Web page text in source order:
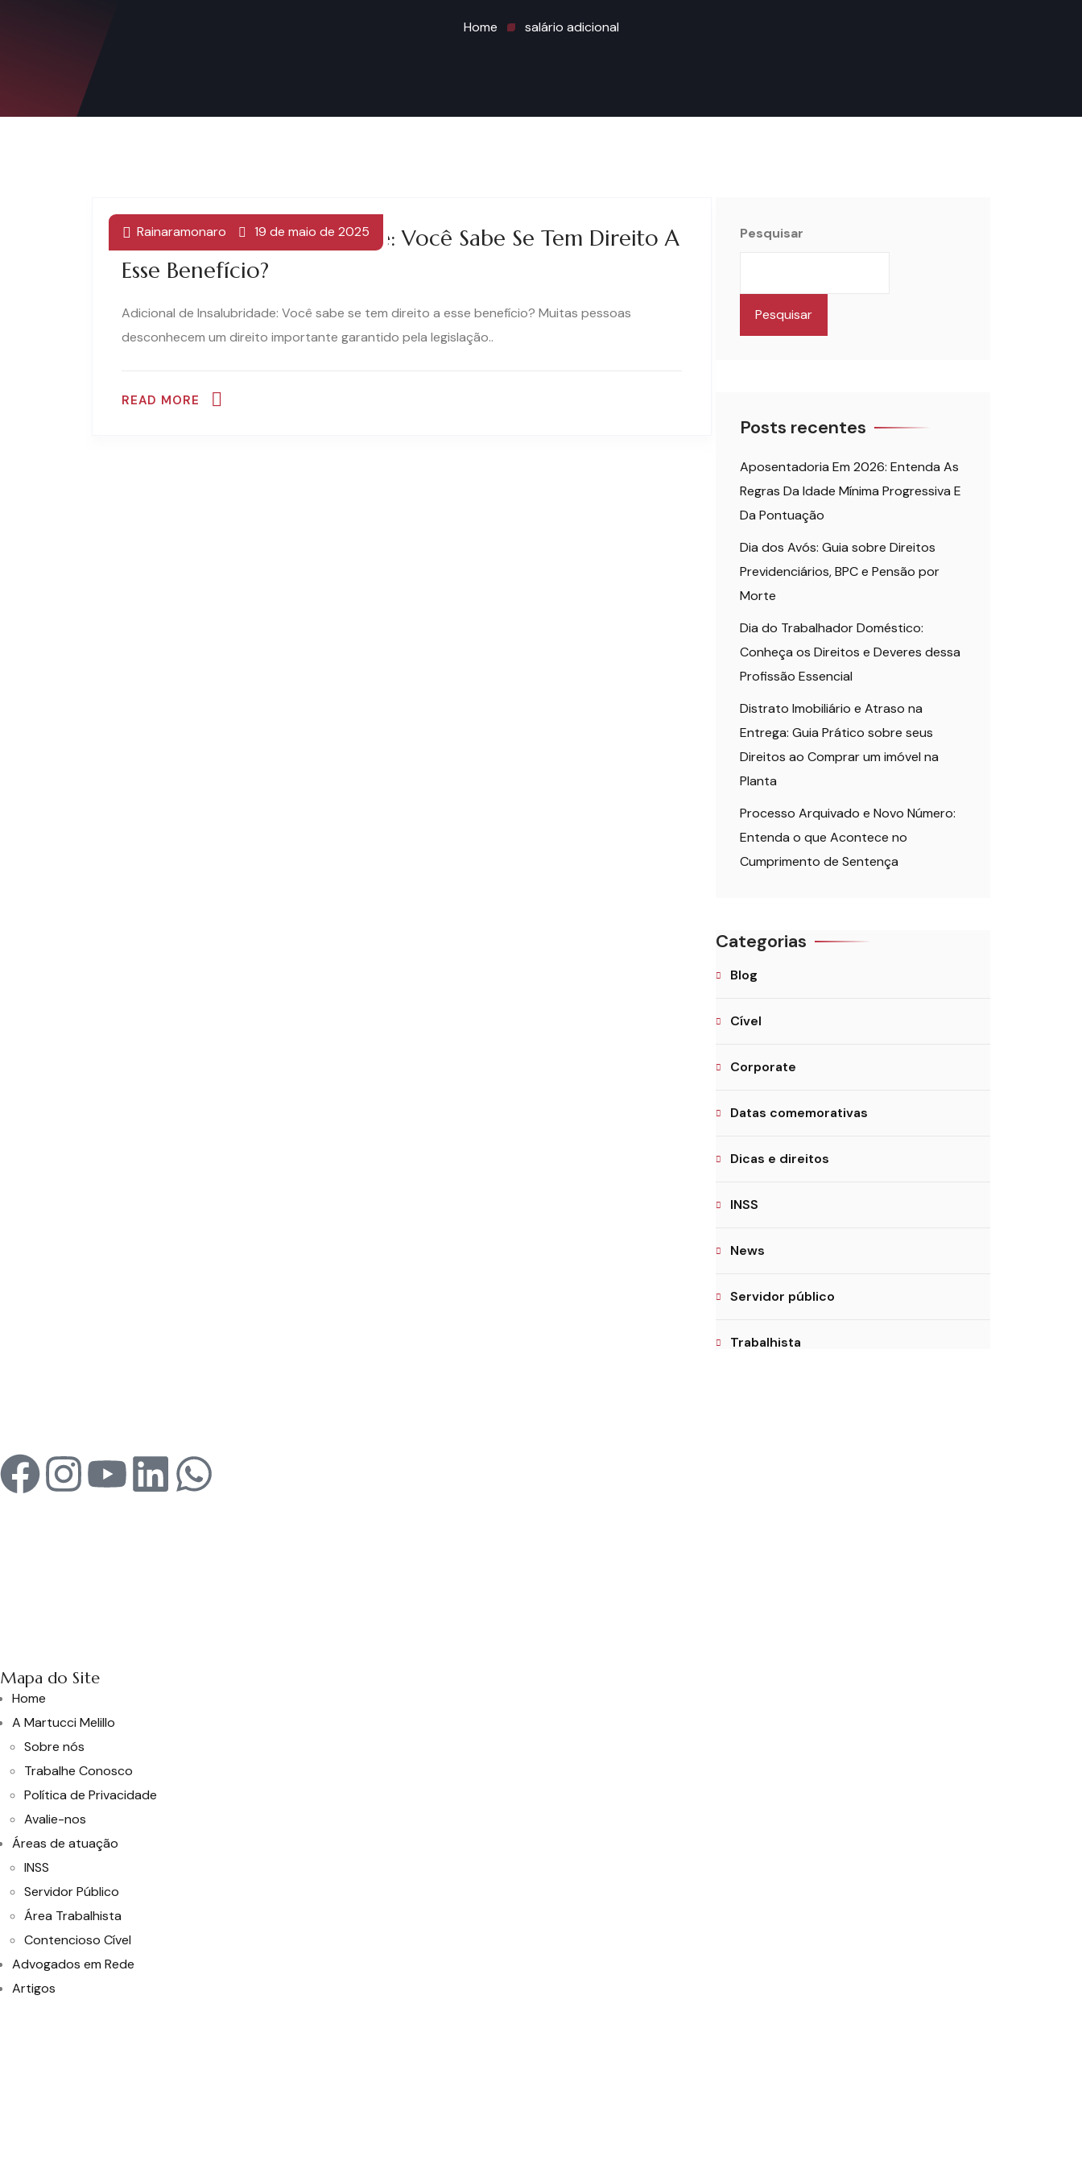
Home salário adicional
Adicional De Insalubridade: Você Sabe Se Tem Direito A
Esse Benefício?
Rainaramonaro 19 de maio de 2025
Adicional de Insalubridade: Você sabe se tem direito a esse benefício? Muitas pessoas
desconhecem um direito importante garantido pela legislação..
READ MORE
Pesquisar
Pesquisar
Posts recentes
Aposentadoria Em 2026: Entenda As
Regras Da Idade Mínima Progressiva E
Da Pontuação
Dia dos Avós: Guia sobre Direitos
Previdenciários, BPC e Pensão por
Morte
Dia do Trabalhador Doméstico:
Conheça os Direitos e Deveres dessa
Profissão Essencial
Distrato Imobiliário e Atraso na
Entrega: Guia Prático sobre seus
Direitos ao Comprar um imóvel na
Planta
Processo Arquivado e Novo Número:
Entenda o que Acontece no
Cumprimento de Sentença
Categorias
Blog
Cível
Corporate
Datas comemorativas
Dicas e direitos
INSS
News
Servidor público
Trabalhista
Mapa do Site
Home
A Martucci Melillo
Sobre nós
Trabalhe Conosco
Política de Privacidade
Avalie-nos
Áreas de atuação
INSS
Servidor Público
Área Trabalhista
Contencioso Cível
Advogados em Rede
Artigos